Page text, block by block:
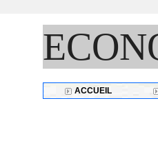
ACCUEIL